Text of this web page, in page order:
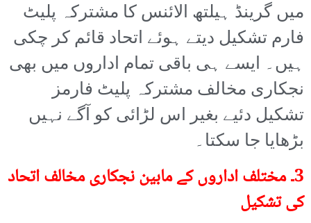
میں گرینڈ ہیلتھ الائنس کا مشترکہ پلیٹ
فارم تشکیل دیتے ہوئے اتحاد قائم کر چکی
ہیں۔ ایسے ہی باقی تمام اداروں میں بھی
نجکاری مخالف مشترکہ پلیٹ فارمز
تشکیل دئیے بغیر اس لڑائی کو آگے نہیں
بڑھایا جا سکتا۔
3۔ مختلف اداروں کے مابین نجکاری مخالف اتحاد
کی تشکیل